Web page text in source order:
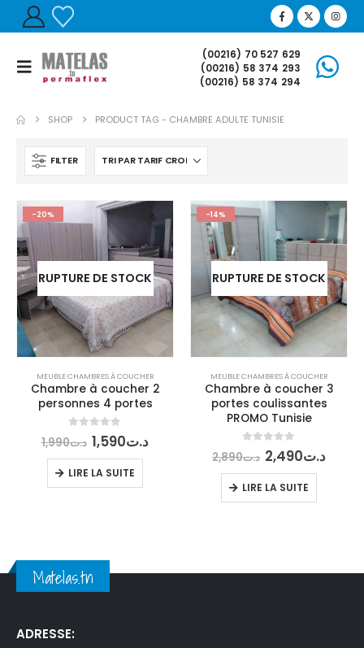
(00216) 70 527 629
(00216) 58 374 293
(00216) 58 374 294
SHOP PRODUCT TAG - CHAMBRE ADULTE TUNISIE
FILTER
-20%
RUPTURE DE STOCK
MEUBLE CHAMBRES À COUCHER
Chambre à coucher 2
personnes 4 portes
out of 5د.ت1,990 Le
prix
initial
était :
د.ت1,590 Le
LIRE LA SUITE
-14%
RUPTURE DE STOCK
MEUBLE CHAMBRES À COUCHER
Chambre à coucher 3
portes coulissantes
PROMO Tunisie
out of 5د.ت2,890 Le
prix
initial
était :
د.ت2,490 Le
LIRE LA SUITE
Matelas.tn
ADRESSE: